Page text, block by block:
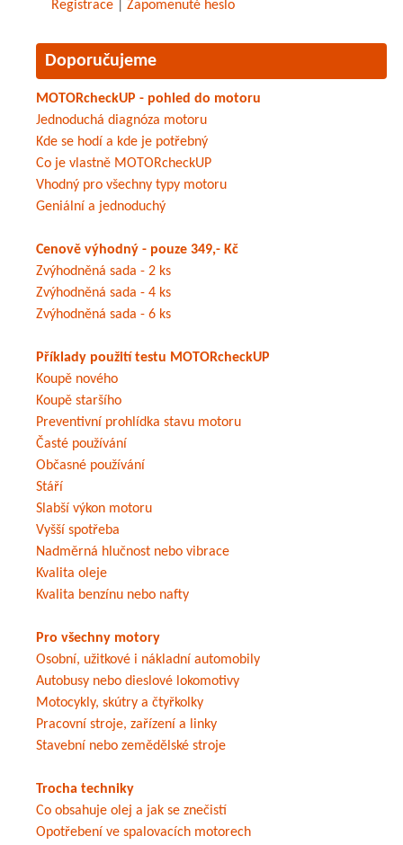
Registrace Zapomenuté heslo
Doporučujeme
MOTORcheckUP - pohled do motoru
Jednoduchá diagnóza motoru
Kde se hodí a kde je potřebný
Co je vlastně MOTORcheckUP
Vhodný pro všechny typy motoru
Geniální a jednoduchý
Cenově výhodný - pouze 349,- Kč
Zvýhodněná sada - 2 ks
Zvýhodněná sada - 4 ks
Zvýhodněná sada - 6 ks
Příklady použití testu MOTORcheckUP
Koupě nového
Koupě staršího
Preventivní prohlídka stavu motoru
Časté používání
Občasné používání
Stáří
Slabší výkon motoru
Vyšší spotřeba
Nadměrná hlučnost nebo vibrace
Kvalita oleje
Kvalita benzínu nebo nafty
Pro všechny motory
Osobní, užitkové i nákladní automobily
Autobusy nebo dieslové lokomotivy
Motocykly, skútry a čtyřkolky
Pracovní stroje, zařízení a linky
Stavební nebo zemědělské stroje
Trocha techniky
Co obsahuje olej a jak se znečistí
Opotřebení ve spalovacích motorech